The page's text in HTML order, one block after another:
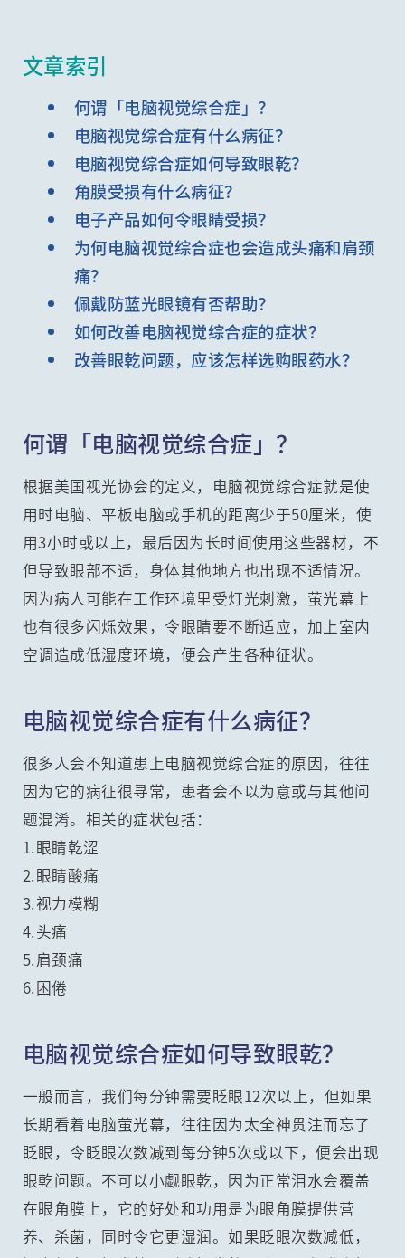
文章索引
何谓「电脑视觉综合症」？
电脑视觉综合症有什么病征？
电脑视觉综合症如何导致眼乾？
角膜受损有什么病征？
电子产品如何令眼睛受损？
为何电脑视觉综合症也会造成头痛和肩颈
痛？
佩戴防蓝光眼镜有否帮助？
如何改善电脑视觉综合症的症状？
改善眼乾问题，应该怎样选购眼药水？
何谓「电脑视觉综合症」？
根据美国视光协会的定义，电脑视觉综合症就是使
用时电脑、平板电脑或手机的距离少于50厘米，使
用3小时或以上，最后因为长时间使用这些器材，不
但导致眼部不适，身体其他地方也出现不适情况。
因为病人可能在工作环境里受灯光刺激，萤光幕上
也有很多闪烁效果，令眼睛要不断适应，加上室内
空调造成低湿度环境，便会产生各种征状。
电脑视觉综合症有什么病征？
很多人会不知道患上电脑视觉综合症的原因，往往
因为它的病征很寻常，患者会不以为意或与其他问
题混淆。相关的症状包括：
1.眼睛乾涩
2.眼睛酸痛
3.视力模糊
4.头痛
5.肩颈痛
6.困倦
电脑视觉综合症如何导致眼乾？
一般而言，我们每分钟需要眨眼12次以上，但如果
长期看着电脑萤光幕，往往因为太全神贯注而忘了
眨眼，令眨眼次数减到每分钟5次或以下，便会出现
眼乾问题。不可以小觑眼乾，因为正常泪水会覆盖
在眼角膜上，它的好处和功用是为眼角膜提供营
养、杀菌，同时令它更湿润。如果眨眼次数减低，